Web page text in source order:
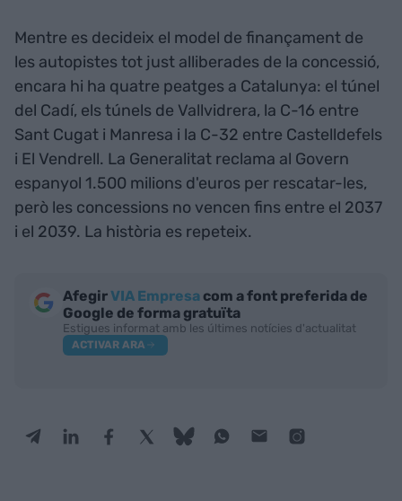
Mentre es decideix el model de finançament de
les autopistes tot just alliberades de la concessió,
encara hi ha quatre peatges a Catalunya: el túnel
del Cadí, els túnels de Vallvidrera, la C-16 entre
Sant Cugat i Manresa i la C-32 entre Castelldefels
i El Vendrell. La Generalitat reclama al Govern
espanyol 1.500 milions d'euros per rescatar-les,
però les concessions no vencen fins entre el 2037
i el 2039. La història es repeteix.
AfegirVIA Empresa com a font preferida de
Google de forma gratuïta
Estigues informat amb les últimes notícies d'actualitat
ACTIVAR ARA